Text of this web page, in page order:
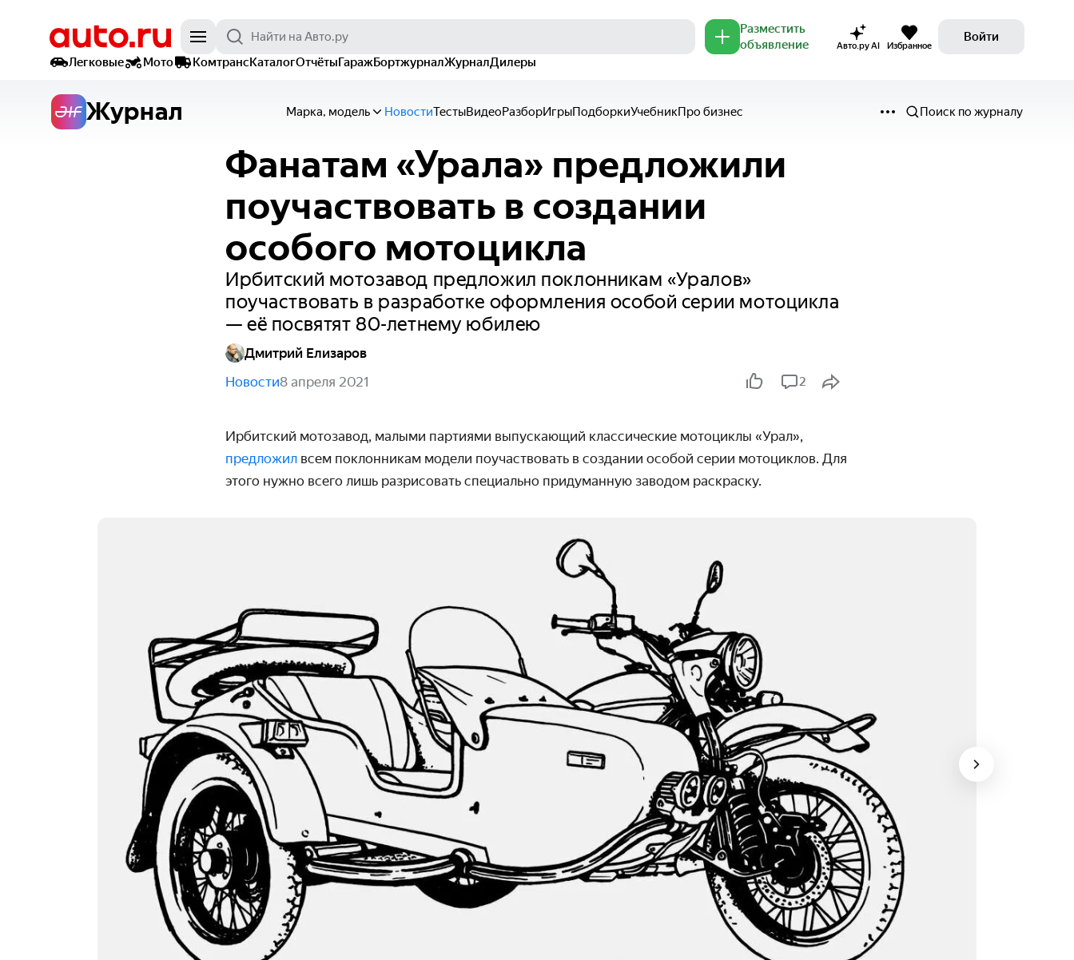
Разместить
объявление
Авто.ру AI Избранное
Войти
Легковые
Мото КомтрансКаталогОтчётыГаражБортжурналЖурналДилеры
Журнал Марка, модель НовостиТестыВидеоРазборИгрыПодборкиУчебникПро бизнес Поиск по журналу
Фанатам «Урала» предложили
поучаствовать в создании
особого мотоцикла
Ирбитский мотозавод предложил поклонникам «Уралов»
поучаствовать в разработке оформления особой серии мотоцикла
— её посвятят 80-летнему юбилею
Дмитрий Елизаров
Новости8 апреля 2021 2
Ирбитский мотозавод, малыми партиями выпускающий классические мотоциклы «Урал»,
предложил всем поклонникам модели поучаствовать в создании особой серии мотоциклов. Для
этого нужно всего лишь разрисовать специально придуманную заводом раскраску.